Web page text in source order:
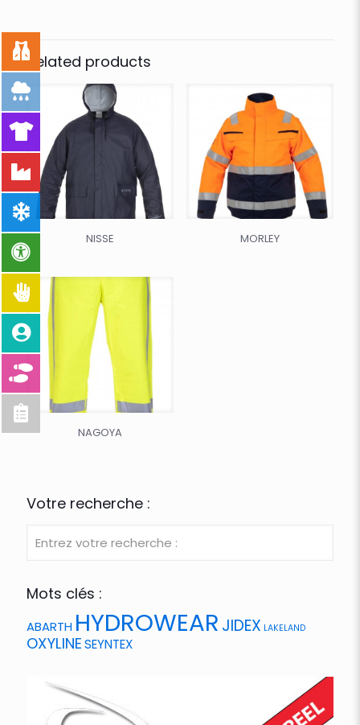
Related products
NISSE MORLEY
NAGOYA
Votre recherche :
Mots clés :
ABARTH HYDROWEAR JIDEX LAKELAND
OXYLINESEYNTEX